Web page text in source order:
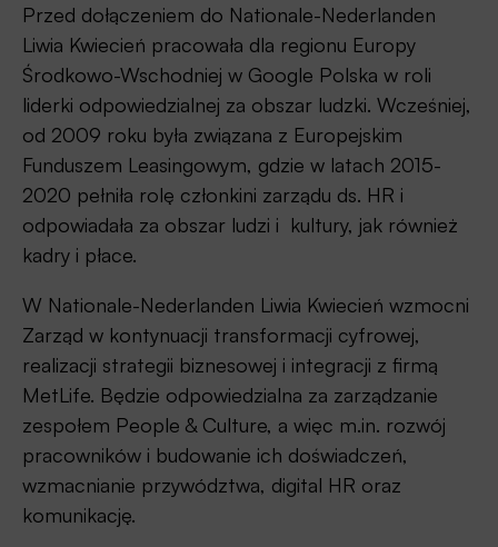
Przed dołączeniem do Nationale-Nederlanden
Liwia Kwiecień pracowała dla regionu Europy
Środkowo-Wschodniej w Google Polska w roli
liderki odpowiedzialnej za obszar ludzki. Wcześniej,
od 2009 roku była związana z Europejskim
Funduszem Leasingowym, gdzie w latach 2015-
2020 pełniła rolę członkini zarządu ds. HR i
odpowiadała za obszar ludzi i kultury, jak również
kadry i płace.
W Nationale-Nederlanden Liwia Kwiecień wzmocni
Zarząd w kontynuacji transformacji cyfrowej,
realizacji strategii biznesowej i integracji z firmą
MetLife. Będzie odpowiedzialna za zarządzanie
zespołem People & Culture, a więc m.in. rozwój
pracowników i budowanie ich doświadczeń,
wzmacnianie przywództwa, digital HR oraz
komunikację.